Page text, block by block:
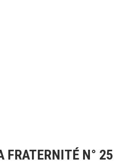
FRATERNITÉ N° 25